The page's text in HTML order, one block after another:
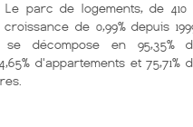
Le parc de logements, de 410
de 0,99% depuis
décompose en 95,35%
d'appartements et 75,71%